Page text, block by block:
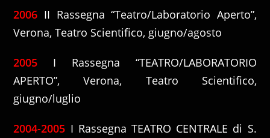
2006 II Rassegna “Teatro/Laboratorio Aperto”,
Verona, Teatro Scientifico, giugno/agosto
2005 I Rassegna “TEATRO/LABORATORIO
APERTO”, Verona, Teatro Scientifico,
giugno/luglio
2004-2005 I Rassegna TEATRO CENTRALE di S.